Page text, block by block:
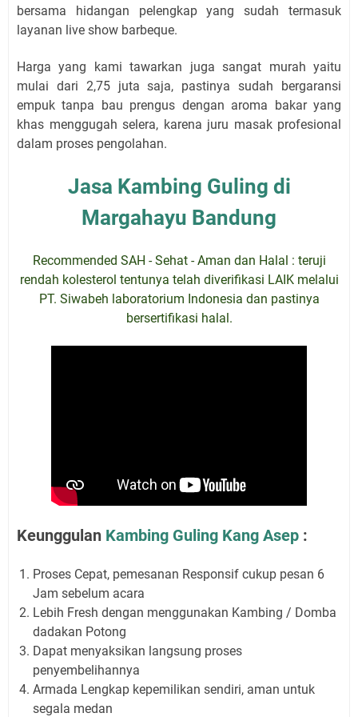
bersama hidangan pelengkap yang sudah termasuk
layanan live show barbeque.
Harga yang kami tawarkan juga sangat murah yaitu
mulai dari 2,75 juta saja, pastinya sudah bergaransi
empuk tanpa bau prengus dengan aroma bakar yang
khas menggugah selera, karena juru masak profesional
dalam proses pengolahan.
Jasa Kambing Guling di
Margahayu Bandung
Recommended SAH - Sehat - Aman dan Halal : teruji
rendah kolesterol tentunya telah diverifikasi LAIK melalui
PT. Siwabeh laboratorium Indonesia dan pastinya
bersertifikasi halal.
Keunggulan Kambing Guling Kang Asep :
Proses Cepat, pemesanan Responsif cukup pesan 6
Jam sebelum acara
Lebih Fresh dengan menggunakan Kambing / Domba
dadakan Potong
Dapat menyaksikan langsung proses
penyembelihannya
Armada Lengkap kepemilikan sendiri, aman untuk
segala medan